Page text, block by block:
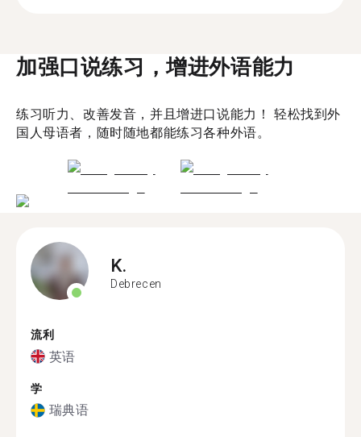
加强口说练习，增进外语能力
练习听力、改善发音，并且增进口说能力！ 轻松找到外
国人母语者，随时随地都能练习各种外语。
K.
Debrecen
流利
英语
学
瑞典语